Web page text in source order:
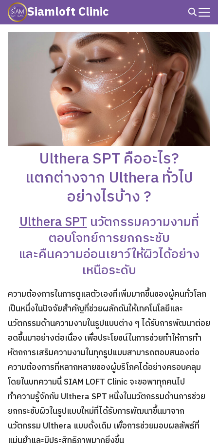
Skip
content
Siamloft Clinic
Search
Ulthera SPT คืออะไร?
แตกต่างจาก Ulthera ทั่วไป
อย่างไรบ้าง ?
Ulthera SPTนวัตกรรมความงามที่
ตอบโจทย์การยกกระชับ
และคืนความอ่อนเยาว์ให้ผิวได้อย่าง
เหนือระดับ
ความต้องการในการดูแลตัวเองที่เพิ่มมากขึ้นของผู้คนทั่วโลก
เป็นหนึ่งในปัจจัยสำคัญที่ช่วยผลักดันให้เทคโนโลยีและ
นวัตกรรมด้านความงามในรูปแบบต่าง ๆ ได้รับการพัฒนาต่อย
อดขึ้นมาอย่างต่อเนื่อง เพื่อประโยชน์ในการช่วยทำให้การทำ
หัตถการเสริมความงามในทุกรูปแบบสามารถตอบสนองต่อ
ความต้องการที่หลากหลายของผู้บริโภคได้อย่างครอบคลุม
โดยในบทความนี้ SIAM LOFT Clinic จะขอพาทุกคนไป
ทำความรู้จักกับ Ulthera SPT หนึ่งในนวัตกรรมด้านการช่วย
ยกกระชับผิวในรูปแบบใหม่ที่ได้รับการพัฒนาขึ้นมาจาก
นวัตกรรม Ulthera แบบดั้งเดิม เพื่อการช่วยมอบผลลัพธ์ที่
แม่นยำและมีประสิทธิภาพมากยิ่งขึ้น